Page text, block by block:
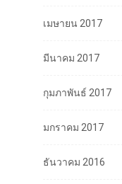
เมษายน 2017
มีนาคม 2017
กุมภาพันธ์ 2017
มกราคม 2017
ธันวาคม 2016